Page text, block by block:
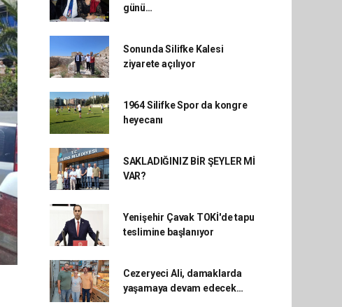
günü…
Sonunda Silifke Kalesi
ziyarete açılıyor
1964 Silifke Spor da kongre
heyecanı
SAKLADIĞINIZ BİR ŞEYLER Mİ
VAR?
Yenişehir Çavak TOKİ'de tapu
teslimine başlanıyor
Cezeryeci Ali, damaklarda
yaşamaya devam edecek…